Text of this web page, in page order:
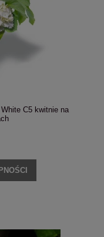
C5 kwitnie na